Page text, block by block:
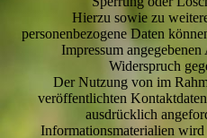
Hierzu sowie zu
personenbezogene Daten
Impressum
Widerspruch
Der Nutzung von im
veröffentlichten
ausdrücklich
Informationsmaterialien